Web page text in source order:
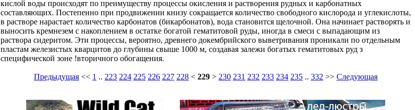
кислой воды происходят по преимуществу процессы окисления и растворения рудных и карбонатных
составляющих. Постепенно при продвижении книзу сокращается количество свободного кислорода и углекислоты,
в растворе нарастает количество карбонатов (бикарбонатов), вода становится щелочной. Она начинает растворять и
выносить кремнезем с накоплением в остатке богатой гематитовой руды, иногда в смеси с выпадающим из
раствора сидеритом. Эти процессы, вероятно, древнего докембрийского выветривания проникали по отдельным
пластам железистых кварцитов до глубины свыше 1000 м, создавая залежи богатых гематитовых руд з
специфической зоне !вторичного обогащения.
Предыдущая << 1 .. 223 224 225 226 227 228 < 229 > 230 231 232 233 234 235 .. 332 >> Следующая